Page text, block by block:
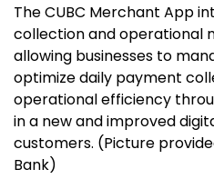
The CUBC Merchant App
collection and operational
allowing businesses to
optimize daily payment
operational efficiency
in a new and improved
customers. (Picture
Bank)